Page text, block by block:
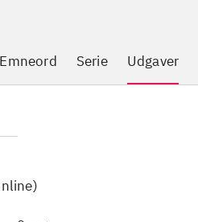
Emneord Serie Udgaver